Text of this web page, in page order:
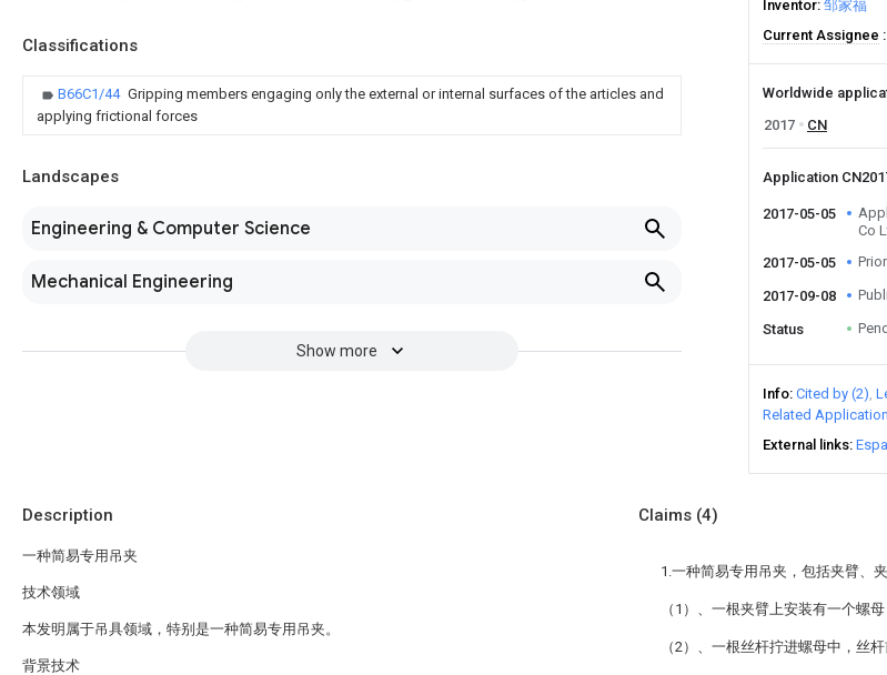
Classifications
B66C1/44 Gripping members engaging only the external or internal surfaces of the articles and
applying frictional forces
Landscapes
Engineering & Computer Science
Mechanical Engineering
Show more
Inventor 邹家福
Current Assignee
Worldwide
2017
CN
Application
2017-05-05
Co
2017-05-05
2017-09-08
Status
Info Cited by (2)
Related
External links
Description
一种简易专用吊夹
技术领域
本发明属于吊具领域，特别是一种简易专用吊夹。
背景技术
Claims (4)
1.一种简易专用吊夹，包括夹臂、
（1）、一根夹臂上安装有一个螺
（2）、一根丝杆拧进螺母中，丝